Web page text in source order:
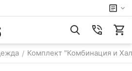
/ Комплект "Комбинация и